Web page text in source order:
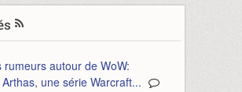
rumeurs autour de WoW:
une série Warcraft...